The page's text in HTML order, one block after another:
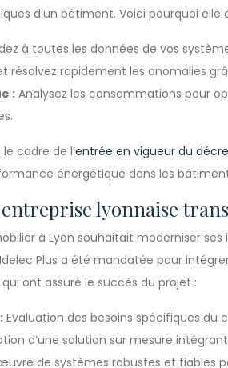
d’un bâtiment. Voici pourquoi elle
à toutes les données de vos
résolvez rapidement les anomalies
: Analysez les consommations pour
cadre de l’entrée en vigueur du
énergétique dans les
entreprise lyonnaise
à Lyon souhaitait moderniser
Plus a été mandatée pour
ont assuré le succès du projet :
Evaluation des besoins spécifiques du
d’une solution sur mesure
de systèmes robustes et fiables